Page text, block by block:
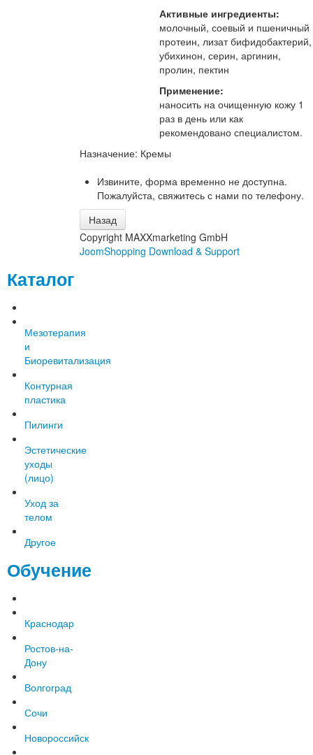
Активные ингредиенты:
молочный, соевый и пшеничный
протеин, лизат бифидобактерий,
убихинон, серин, аргинин,
пролин, пектин
Применение:
наносить на очищенную кожу 1
раз в день или как
рекомендовано специалистом.
Назначение: Кремы
Извините, форма временно не доступна.
Пожалуйста, свяжитесь с нами по телефону.
Copyright MAXXmarketing GmbH
JoomShopping Download & Support
Каталог
Мезотерапия
и
Биоревитализация
Контурная
пластика
Пилинги
Эстетические
уходы
(лицо)
Уход за
телом
Другое
Обучение
Краснодар
Ростов-на-
Дону
Волгоград
Сочи
Новороссийск